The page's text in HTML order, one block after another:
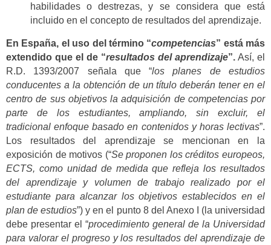
habilidades o destrezas, y se considera que está
incluido en el concepto de resultados del aprendizaje.
En España, el uso del término “competencias” está más
extendido que el de “resultados del aprendizaje”. Así, el
R.D. 1393/2007 señala que “los planes de estudios
conducentes a la obtención de un título deberán tener en el
centro de sus objetivos la adquisición de competencias por
parte de los estudiantes, ampliando, sin excluir, el
tradicional enfoque basado en contenidos y horas lectivas”.
Los resultados del aprendizaje se mencionan en la
exposición de motivos (“Se proponen los créditos europeos,
ECTS, como unidad de medida que refleja los resultados
del aprendizaje y volumen de trabajo realizado por el
estudiante para alcanzar los objetivos establecidos en el
plan de estudios”) y en el punto 8 del Anexo I (la universidad
debe presentar el “procedimiento general de la Universidad
para valorar el progreso y los resultados del aprendizaje de